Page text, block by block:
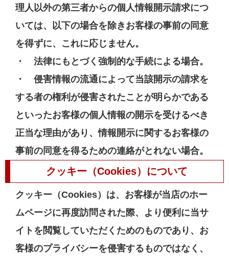
理人以外の第三者からの個人情報開示請求につ
いては、以下の場合を除きお客様の事前の同意
を得ずに、これに応じません。
・ 法律にもとづく強制的な手続による場合。
・ 侵害情報の流通によって当該開示の請求を
する者の権利が侵害されたことが明らかである
といったお客様の個人情報の開示を受けるべき
正当な理由があり、情報開示に関するお客様の
事前の同意を得るための連絡がとれない場合。
クッキー（Cookies）について
クッキー（Cookies）は、お客様が当店のホー
ムページに再度訪問された際、より便利に当サ
イトを閲覧していただくためのものであり、お
客様のプライバシーを侵害するものではなく、